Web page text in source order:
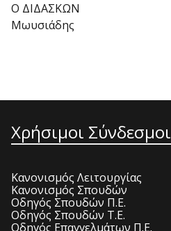
Ο ΔΙΔΑΣΚΩΝ
Μωυσιάδης
Χρήσιμοι Σύνδεσμοι
Κανονισμός Λειτουργίας
Κανονισμός Σπουδών
Οδηγός Σπουδών Π.Ε.
Οδηγός Σπουδών Τ.Ε.
Οδηγός Επαγγελμάτων Π.Ε.